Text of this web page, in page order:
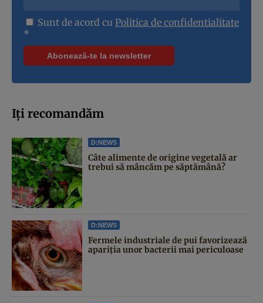
Sunt de acord cu Politica de confidentialitate
*
Iți recomandăm
D:NEWS
Câte alimente de origine vegetală ar
trebui să mâncăm pe săptămână?
D:NEWS
Fermele industriale de pui favorizează
apariția unor bacterii mai periculoase